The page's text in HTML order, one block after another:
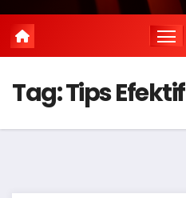
Tag:Tips Efektif